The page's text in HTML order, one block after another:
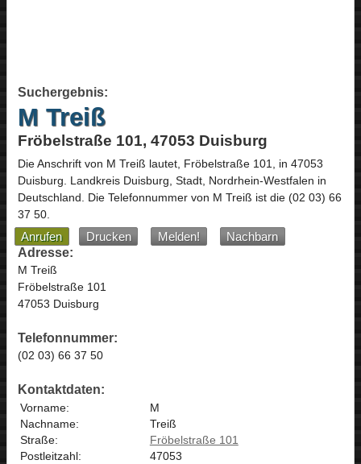
Suchergebnis:
M Treiß
Fröbelstraße 101, 47053 Duisburg
Die Anschrift von M Treiß lautet, Fröbelstraße 101, in 47053
Duisburg. Landkreis Duisburg, Stadt, Nordrhein-Westfalen in
Deutschland. Die Telefonnummer von M Treiß ist die (02 03) 66
37 50.
Anrufen Drucken Melden!
Nachbarn
Adresse:
M Treiß
Fröbelstraße 101
47053 Duisburg
Telefonnummer:
(02 03) 66 37 50
Kontaktdaten:
Vorname:
M
Nachname:
Treiß
Straße:
Fröbelstraße 101
Postleitzahl:
47053